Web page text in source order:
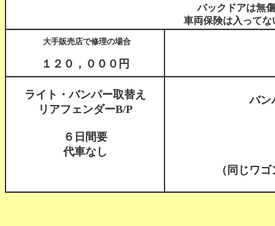
バックドアは無傷
車両保険は入って
大手販売店で修理の場合
１２０，０００円
ライト・バンパー取替え
リアフェンダーB/P
６日間要
代車なし
バン
（同じワ